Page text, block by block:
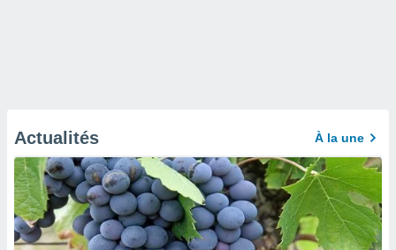
Actualités À la une